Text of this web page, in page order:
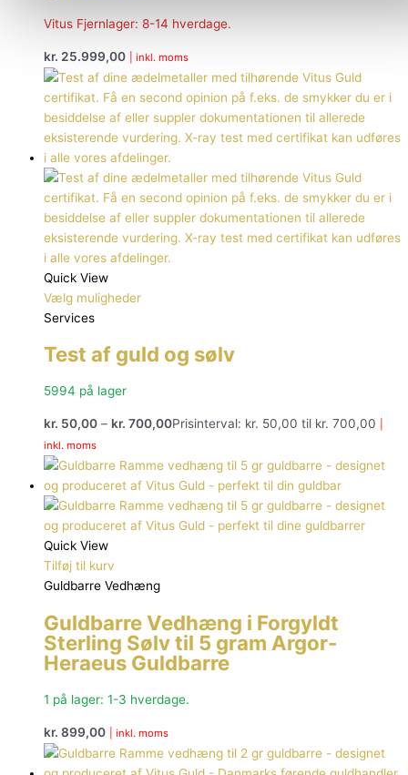
Vitus Fjernlager: 8-14 hverdage.
kr. 25.999,00 | inkl. moms
Quick View
Vælg muligheder
Services
Test af guld og sølv
5994 på lager
kr. 50,00 – kr. 700,00Prisinterval: kr. 50,00 til kr. 700,00
inkl. moms
Quick View
Tilføj til kurv
Guldbarre Vedhæng
Guldbarre Vedhæng i Forgyldt
Sterling Sølv til 5 gram Argor-
Heraeus Guldbarre
1 på lager: 1-3 hverdage.
kr. 899,00 | inkl. moms